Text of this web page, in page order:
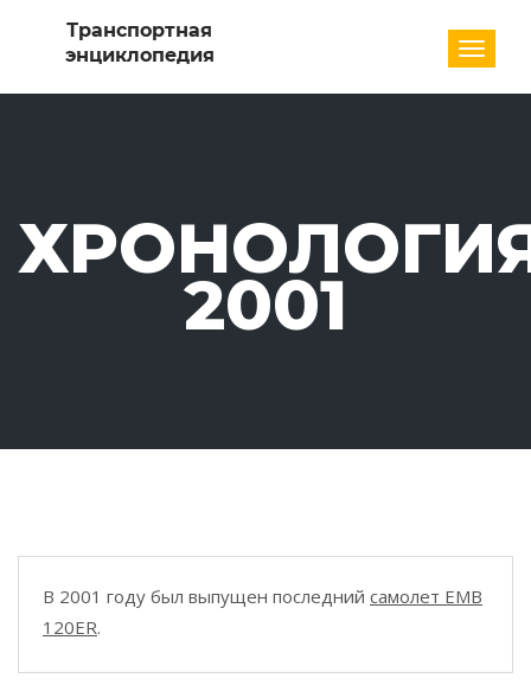
2001
В 2001 году был выпущен последний самолет EMB
120ER.